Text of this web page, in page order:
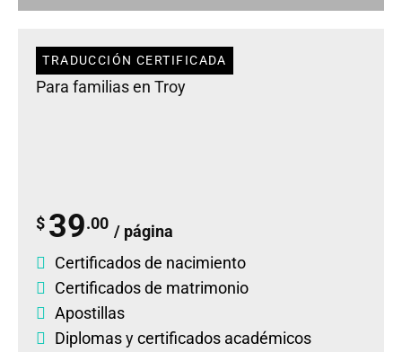
TRADUCCIÓN CERTIFICADA
Para familias en Troy
$ 39.00 / página
Certificados de nacimiento
Certificados de matrimonio
Apostillas
Diplomasycertificados académicos